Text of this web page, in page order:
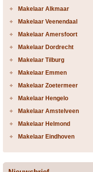
Makelaar Alkmaar
Makelaar Veenendaal
Makelaar Amersfoort
Makelaar Dordrecht
Makelaar Tilburg
Makelaar Emmen
Makelaar Zoetermeer
Makelaar Hengelo
Makelaar Amstelveen
Makelaar Helmond
Makelaar Eindhoven